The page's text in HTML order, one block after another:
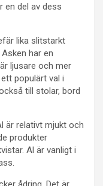
en del av dess
lika slitstarkt
har en
ljusare och mer
populärt val i
till stolar, bord
är relativt mjukt och
produkter
Al är vanligt i